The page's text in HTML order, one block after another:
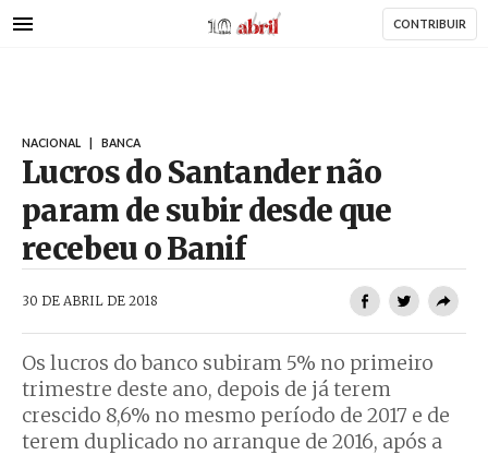
para
AbrilAbril CONTRIBUIR
NACIONAL BANCA
Lucros do Santander não
param de subir desde que
recebeu o Banif
30 DE ABRIL DE 2018
Os lucros do banco subiram 5% no primeiro
trimestre deste ano, depois de já terem
crescido 8,6% no mesmo período de 2017 e de
terem duplicado no arranque de 2016, após a